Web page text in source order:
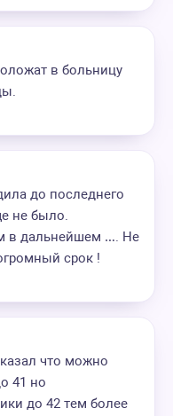
в больницу
до последнего
не было.
в дальнейшем …. Не
срок !
что можно
41 но
до 42 тем более